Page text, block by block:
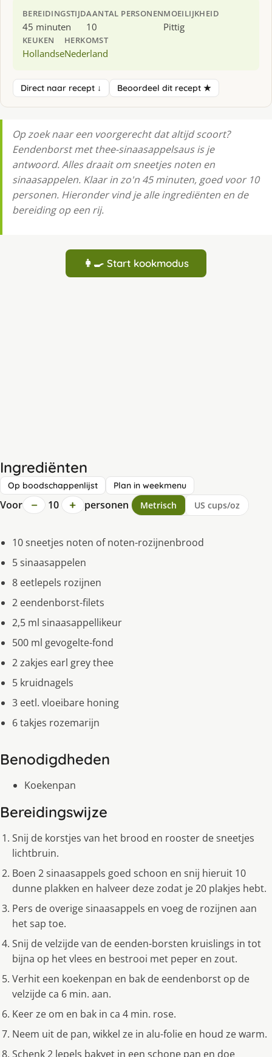
BEREIDINGSTIJD
45 minuten
AANTAL PERSONEN
10
MOEILIJKHEID
Pittig
KEUKEN
Hollandse
HERKOMST
Nederland
Direct naar recept ↓ Beoordeel dit recept ★
Op zoek naar een voorgerecht dat altijd scoort?
Eendenborst met thee-sinaasappelsaus is je
antwoord. Alles draait om sneetjes noten en
sinaasappelen. Klaar in zo'n 45 minuten, goed voor 10
personen. Hieronder vind je alle ingrediënten en de
bereiding op een rij.
👩‍🍳 Start kookmodus
Ingrediënten
Op boodschappenlijst Plan in weekmenu
Voor − 10 + personen Metrisch US cups/oz
10 sneetjes noten of noten-rozijnenbrood
5 sinaasappelen
8 eetlepels rozijnen
2 eendenborst-filets
2,5 ml sinaasappellikeur
500 ml gevogelte-fond
2 zakjes earl grey thee
5 kruidnagels
3 eetl. vloeibare honing
6 takjes rozemarijn
Benodigdheden
Koekenpan
Bereidingswijze
Snij de korstjes van het brood en rooster de sneetjes
lichtbruin.
Boen 2 sinaasappels goed schoon en snij hieruit 10
dunne plakken en halveer deze zodat je 20 plakjes hebt.
Pers de overige sinaasappels en voeg de rozijnen aan
het sap toe.
Snij de velzijde van de eenden-borsten kruislings in tot
bijna op het vlees en bestrooi met peper en zout.
Verhit een koekenpan en bak de eendenborst op de
velzijde ca 6 min. aan.
Keer ze om en bak in ca 4 min. rose.
Neem uit de pan, wikkel ze in alu-folie en houd ze warm.
Schenk 2 lepels bakvet in een schone pan en doe